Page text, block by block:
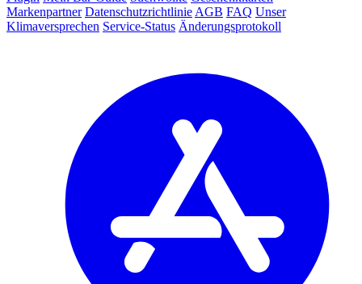
Markenpartner Datenschutzrichtlinie AGB FAQ Unser
Klimaversprechen Service-Status Änderungsprotokoll